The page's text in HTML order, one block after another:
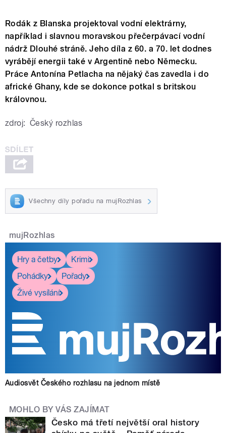
Rodák z Blanska projektoval vodní elektrárny,
například i slavnou moravskou přečerpávací vodní
nádrž Dlouhé stráně. Jeho díla z 60. a 70. let dodnes
vyrábějí energii také v Argentině nebo Německu.
Práce Antonína Petlacha na nějaký čas zavedla i do
africké Ghany, kde se dokonce potkal s britskou
královnou.
zdroj: Český rozhlas
Všechny díly pořadu na mujRozhlas
mujRozhlas
Hry a četby
Krimi
Pohádky
Pořady
Živé vysílání
Audiosvět Českého rozhlasu na jednom místě
MOHLO BY VÁS ZAJÍMAT
Česko má třetí největší oral history